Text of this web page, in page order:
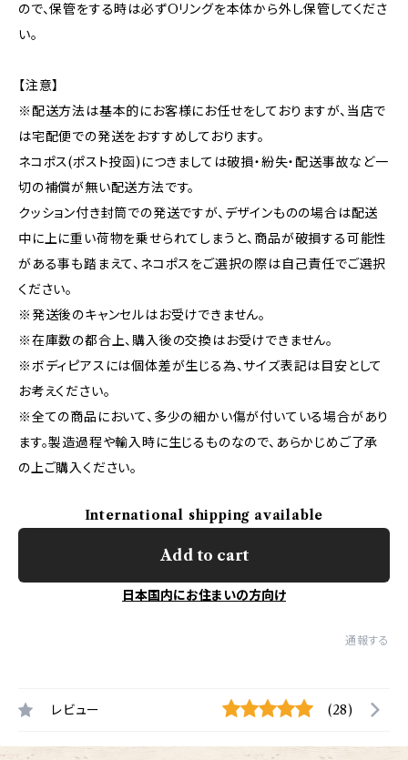
ので、保管をする時は必ずOリングを本体から外し保管してくださ
い。
【注意】
※配送方法は基本的にお客様にお任せをしておりますが、当店で
は宅配便での発送をおすすめしております。
ネコポス(ポスト投函)につきましては破損・紛失・配送事故など一
切の補償が無い配送方法です。
クッション付き封筒での発送ですが、デザインものの場合は配送
中に上に重い荷物を乗せられてしまうと、商品が破損する可能性
がある事も踏まえて、ネコポスをご選択の際は自己責任でご選択
ください。
※発送後のキャンセルはお受けできません。
※在庫数の都合上、購入後の交換はお受けできません。
※ボディピアスには個体差が生じる為、サイズ表記は目安として
お考えください。
※全ての商品において、多少の細かい傷が付いている場合があり
ます。製造過程や輸入時に生じるものなので、あらかじめご了承
の上ご購入ください。
International shipping available
Add to cart
日本国内にお住まいの方向け
通報する
レビュー (28)